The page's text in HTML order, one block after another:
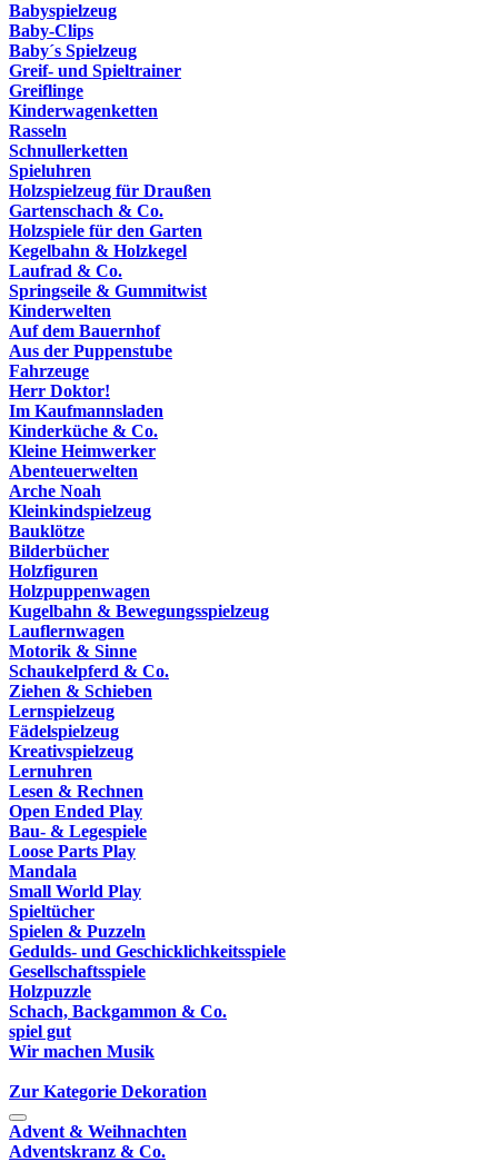
Babyspielzeug
Baby-Clips
Baby´s Spielzeug
Greif- und Spieltrainer
Greiflinge
Kinderwagenketten
Rasseln
Schnullerketten
Spieluhren
Holzspielzeug für Draußen
Gartenschach & Co.
Holzspiele für den Garten
Kegelbahn & Holzkegel
Laufrad & Co.
Springseile & Gummitwist
Kinderwelten
Auf dem Bauernhof
Aus der Puppenstube
Fahrzeuge
Herr Doktor!
Im Kaufmannsladen
Kinderküche & Co.
Kleine Heimwerker
Abenteuerwelten
Arche Noah
Kleinkindspielzeug
Bauklötze
Bilderbücher
Holzfiguren
Holzpuppenwagen
Kugelbahn & Bewegungsspielzeug
Lauflernwagen
Motorik & Sinne
Schaukelpferd & Co.
Ziehen & Schieben
Lernspielzeug
Fädelspielzeug
Kreativspielzeug
Lernuhren
Lesen & Rechnen
Open Ended Play
Bau- & Legespiele
Loose Parts Play
Mandala
Small World Play
Spieltücher
Spielen & Puzzeln
Gedulds- und Geschicklichkeitsspiele
Gesellschaftsspiele
Holzpuzzle
Schach, Backgammon & Co.
spiel gut
Wir machen Musik
Zur Kategorie Dekoration
Advent & Weihnachten
Adventskranz & Co.